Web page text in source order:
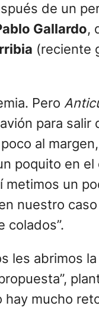
de un
Gallardo,
(reciente
Pero
para salir
al
poquito en
metimos un
nuestro
colados”.
les abrimos
mucho